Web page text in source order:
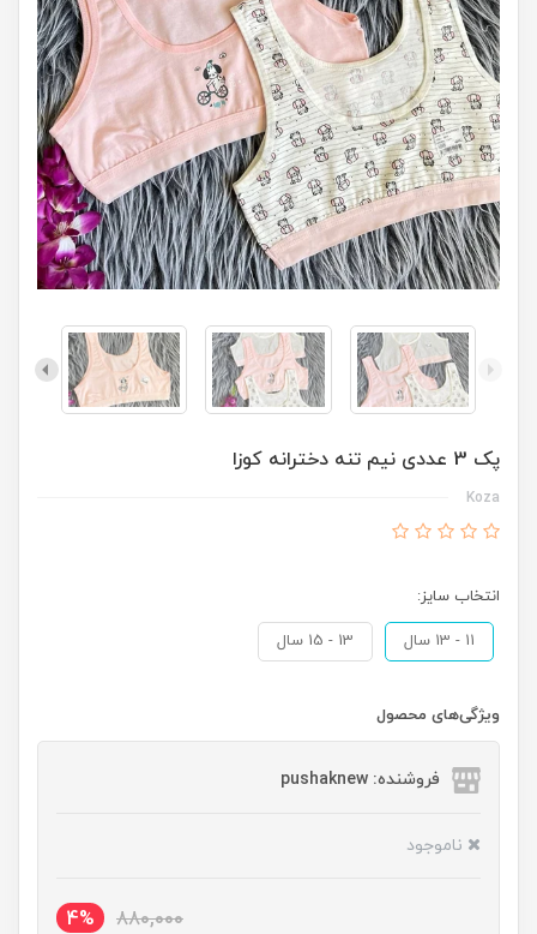
پک 3 عددی نیم تنه دخترانه کوزا
Koza
انتخاب سایز:
11 - 13 سال 13 - 15 سال
ویژگی‌های محصول
فروشنده: pushaknew
ناموجود
880,000
4%